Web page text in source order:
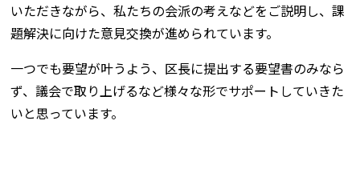
いただきながら、私たちの会派の考えなどをご説明し、課
題解決に向けた意見交換が進められています。
一つでも要望が叶うよう、区長に提出する要望書のみなら
ず、議会で取り上げるなど様々な形でサポートしていきた
いと思っています。